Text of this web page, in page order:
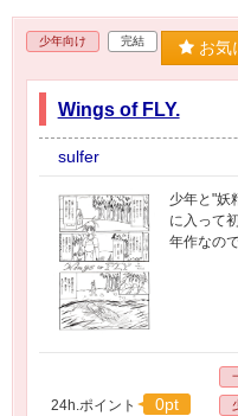
少年向け 完結 お気
Wings of FLY.
sulfer
少年と"妖
に入って
年作なの
24h.ポイント 0pt